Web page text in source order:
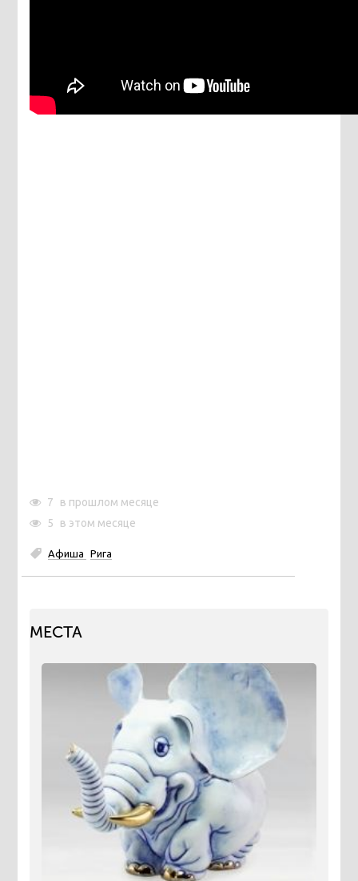
7
в прошлом месяце
5
в этом месяце
Афиша Рига
МЕСТА